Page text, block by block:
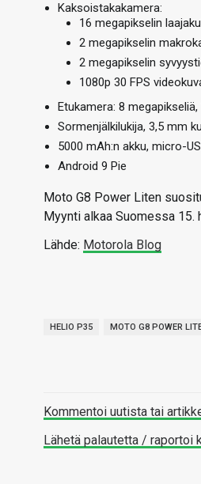
Kaksoistakakamera:
16 megapikselin
2 megapikselin
2 megapikselin
1080p 30 FPS
Etukamera: 8
Sormenjälkilukija, 3,5 mm
5000 mAh:n akku, micro-
Android 9 Pie
Moto G8 Power Liten
Myynti alkaa Suomessa 15.
Lähde: Motorola Blog
HELIO P35 MOTO G8 POWER
Kommentoi uutista tai
Lähetä palautetta / raportoi